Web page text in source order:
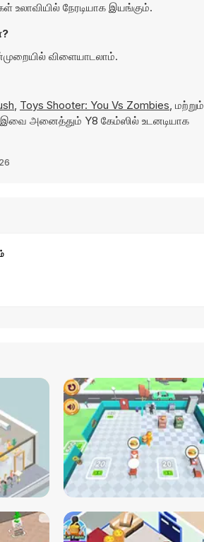
நேரடியாக இயங்கும்.
விளையாடலாம்.
, Toys Shooter: You Vs Zombies, மற்றும்
அனைத்தும் Y8 கேம்ஸில் உடனடியாக